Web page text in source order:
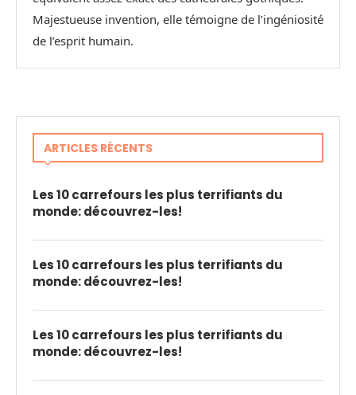
Majestueuse invention, elle témoigne de l’ingéniosité
de l’esprit humain.
ARTICLES RÉCENTS
Les 10 carrefours les plus terrifiants du
monde: découvrez-les!
Les 10 carrefours les plus terrifiants du
monde: découvrez-les!
Les 10 carrefours les plus terrifiants du
monde: découvrez-les!